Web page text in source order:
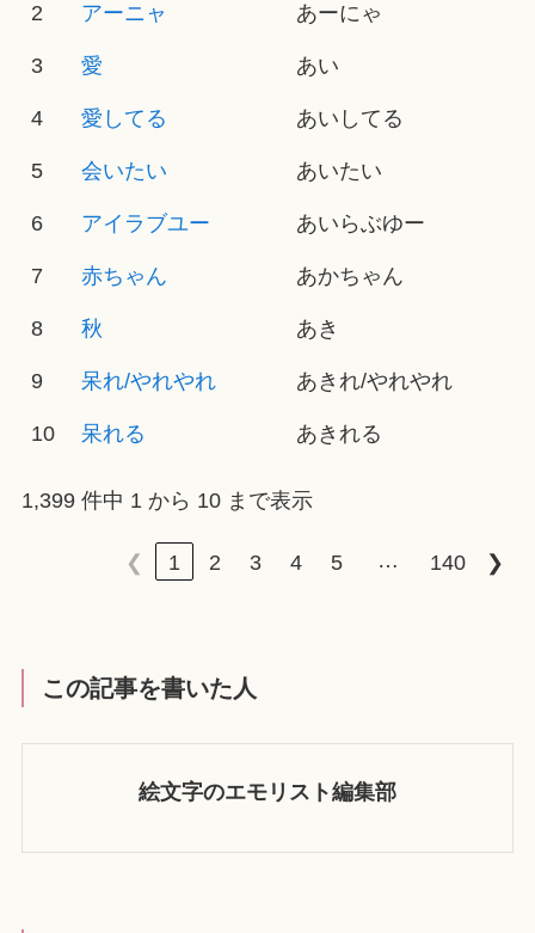
2 アーニャ あーにゃ
3 愛 あい
4 愛してる あいしてる
5 会いたい あいたい
6 アイラブユー あいらぶゆー
7 赤ちゃん あかちゃん
8 秋 あき
9 呆れ/やれやれ あきれ/やれやれ
10 呆れる あきれる
1,399 件中 1 から 10 まで表示
❮ 1 2 3 4 5 … 140 ❯
この記事を書いた人
絵文字のエモリスト編集部